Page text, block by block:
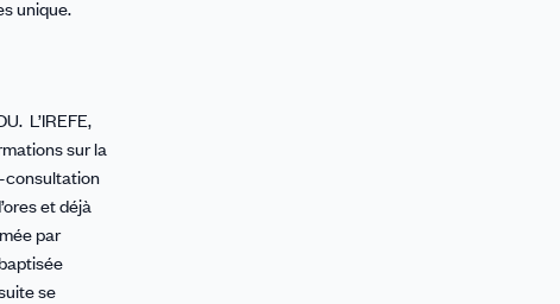
unique.
L’IREFE,
sur la
consultation
et déjà
par
se